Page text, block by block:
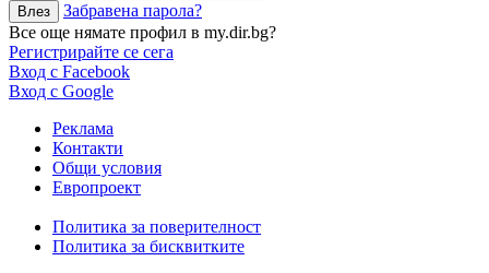
Забравена парола?
Все още нямате профил в my.dir.bg?
Регистрирайте се сега
Вход с Facebook
Вход с Google
Реклама
Контакти
Общи условия
Европроект
Политика за поверителност
Политика за бисквитките